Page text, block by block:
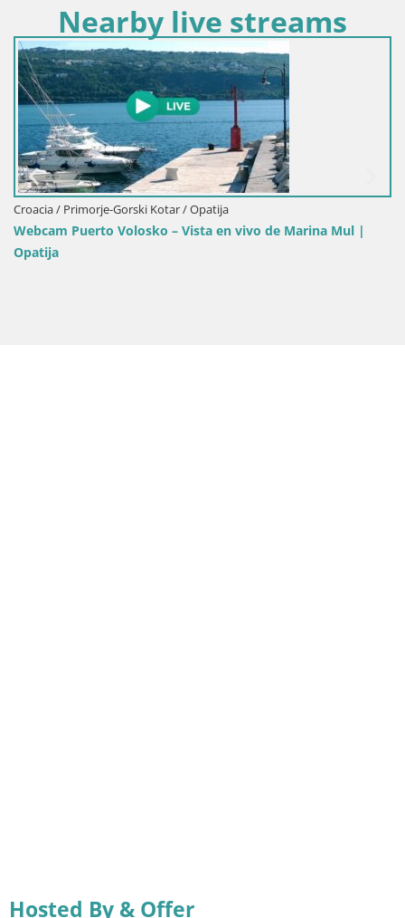
Nearby live streams
Croacia / Primorje-Gorski Kotar / Opatija
Webcam Puerto Volosko – Vista en vivo de Marina Mul |
Opatija
Hosted By & Offer